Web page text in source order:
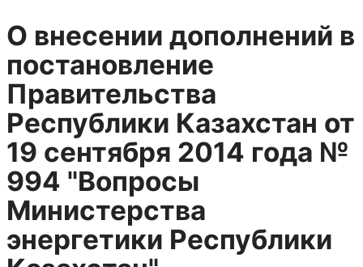
О внесении дополнений в
постановление
Правительства
Республики Казахстан от
19 сентября 2014 года №
994 "Вопросы
Министерства
энергетики Республики